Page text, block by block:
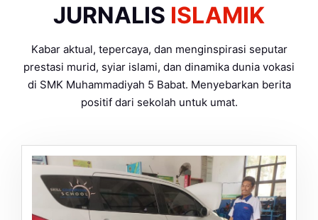
JURNALIS ISLAMIK
Kabar aktual, tepercaya, dan menginspirasi seputar
prestasi murid, syiar islami, dan dinamika dunia vokasi
di SMK Muhammadiyah 5 Babat. Menyebarkan berita
positif dari sekolah untuk umat.